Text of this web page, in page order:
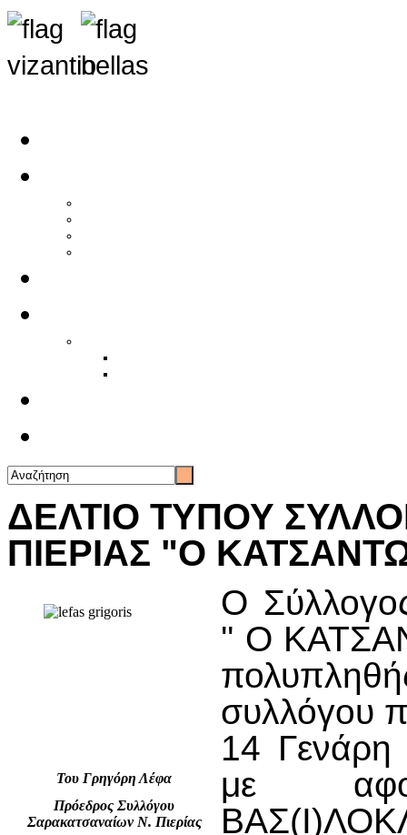
ΔΕΛΤΙΟ ΤΥΠΟΥ
ΠΙΕΡΙΑΣ "Ο
Του Γρηγόρη Λέφα
Πρόεδρος Συλλόγου
Σαρακατσαναίων Ν. Πιερίας
Ο
'' Ο
συλλόγου
14
με